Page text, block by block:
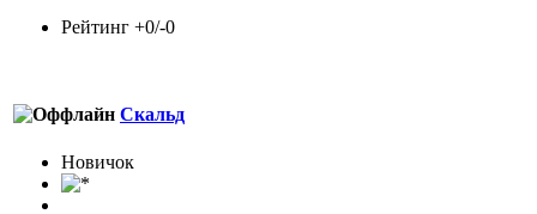
Рейтинг +0/-0
Скальд
Новичок